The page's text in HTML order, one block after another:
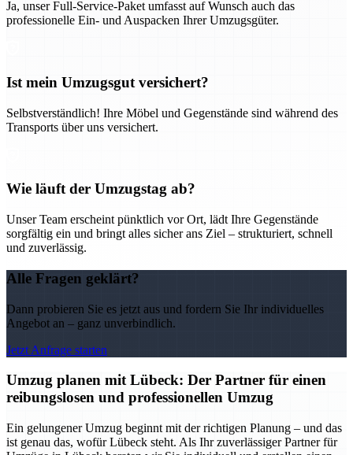
Ja, unser Full-Service-Paket umfasst auf Wunsch auch das
professionelle Ein- und Auspacken Ihrer Umzugsgüter.
Ist mein Umzugsgut versichert?
Selbstverständlich! Ihre Möbel und Gegenstände sind während des
Transports über uns versichert.
Wie läuft der Umzugstag ab?
Unser Team erscheint pünktlich vor Ort, lädt Ihre Gegenstände
sorgfältig ein und bringt alles sicher ans Ziel – strukturiert, schnell
und zuverlässig.
Alle Fragen geklärt?
Dann probieren Sie es jetzt aus und fordern Sie Ihr individuelles
Angebot an – ganz unverbindlich.
Jetzt Anfrage starten
Umzug planen mit Lübeck: Der Partner für einen
reibungslosen und professionellen Umzug
Ein gelungener Umzug beginnt mit der richtigen Planung – und das
ist genau das, wofür Lübeck steht. Als Ihr zuverlässiger Partner für